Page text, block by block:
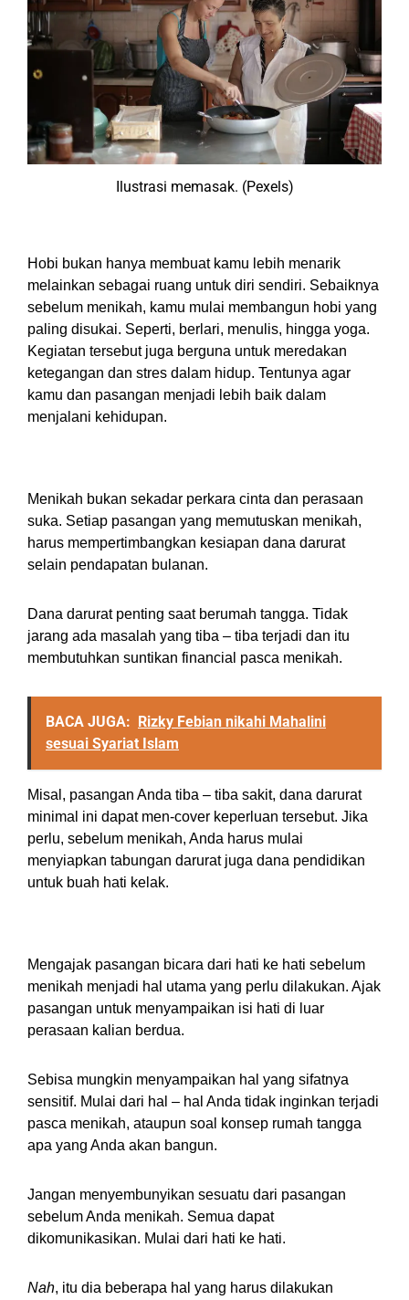
Ilustrasi memasak. (Pexels)
Hobi bukan hanya membuat kamu lebih menarik
melainkan sebagai ruang untuk diri sendiri. Sebaiknya
sebelum menikah, kamu mulai membangun hobi yang
paling disukai. Seperti, berlari, menulis, hingga yoga.
Kegiatan tersebut juga berguna untuk meredakan
ketegangan dan stres dalam hidup. Tentunya agar
kamu dan pasangan menjadi lebih baik dalam
menjalani kehidupan.
Menikah bukan sekadar perkara cinta dan perasaan
suka. Setiap pasangan yang memutuskan menikah,
harus mempertimbangkan kesiapan dana darurat
selain pendapatan bulanan.
Dana darurat penting saat berumah tangga. Tidak
jarang ada masalah yang tiba – tiba terjadi dan itu
membutuhkan suntikan financial pasca menikah.
BACA JUGA: Rizky Febian nikahi Mahalini
sesuai Syariat Islam
Misal, pasangan Anda tiba – tiba sakit, dana darurat
minimal ini dapat men-cover keperluan tersebut. Jika
perlu, sebelum menikah, Anda harus mulai
menyiapkan tabungan darurat juga dana pendidikan
untuk buah hati kelak.
Mengajak pasangan bicara dari hati ke hati sebelum
menikah menjadi hal utama yang perlu dilakukan. Ajak
pasangan untuk menyampaikan isi hati di luar
perasaan kalian berdua.
Sebisa mungkin menyampaikan hal yang sifatnya
sensitif. Mulai dari hal – hal Anda tidak inginkan terjadi
pasca menikah, ataupun soal konsep rumah tangga
apa yang Anda akan bangun.
Jangan menyembunyikan sesuatu dari pasangan
sebelum Anda menikah. Semua dapat
dikomunikasikan. Mulai dari hati ke hati.
Nah, itu dia beberapa hal yang harus dilakukan